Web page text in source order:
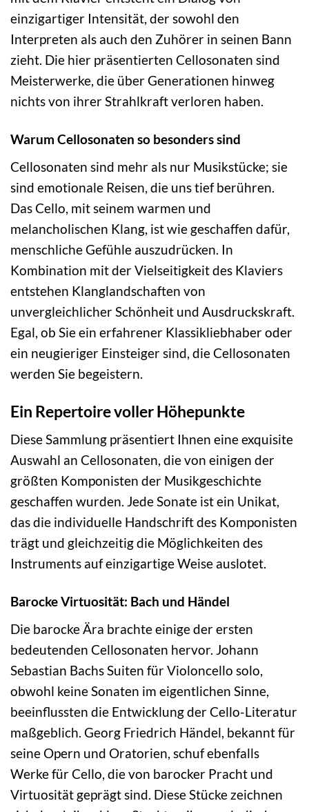
einzigartiger Intensität, der sowohl den
Interpreten als auch den Zuhörer in seinen Bann
zieht. Die hier präsentierten Cellosonaten sind
Meisterwerke, die über Generationen hinweg
nichts von ihrer Strahlkraft verloren haben.
Warum Cellosonaten so besonders sind
Cellosonaten sind mehr als nur Musikstücke; sie
sind emotionale Reisen, die uns tief berühren.
Das Cello, mit seinem warmen und
melancholischen Klang, ist wie geschaffen dafür,
menschliche Gefühle auszudrücken. In
Kombination mit der Vielseitigkeit des Klaviers
entstehen Klanglandschaften von
unvergleichlicher Schönheit und Ausdruckskraft.
Egal, ob Sie ein erfahrener Klassikliebhaber oder
ein neugieriger Einsteiger sind, die Cellosonaten
werden Sie begeistern.
Ein Repertoire voller Höhepunkte
Diese Sammlung präsentiert Ihnen eine exquisite
Auswahl an Cellosonaten, die von einigen der
größten Komponisten der Musikgeschichte
geschaffen wurden. Jede Sonate ist ein Unikat,
das die individuelle Handschrift des Komponisten
trägt und gleichzeitig die Möglichkeiten des
Instruments auf einzigartige Weise auslotet.
Barocke Virtuosität: Bach und Händel
Die barocke Ära brachte einige der ersten
bedeutenden Cellosonaten hervor. Johann
Sebastian Bachs Suiten für Violoncello solo,
obwohl keine Sonaten im eigentlichen Sinne,
beeinflussten die Entwicklung der Cello-Literatur
maßgeblich. Georg Friedrich Händel, bekannt für
seine Opern und Oratorien, schuf ebenfalls
Werke für Cello, die von barocker Pracht und
Virtuosität geprägt sind. Diese Stücke zeichnen